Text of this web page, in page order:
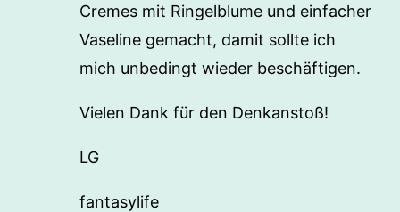
Cremes mit Ringelblume und einfacher
Vaseline gemacht, damit sollte ich
mich unbedingt wieder beschäftigen.
Vielen Dank für den Denkanstoß!
LG
fantasylife